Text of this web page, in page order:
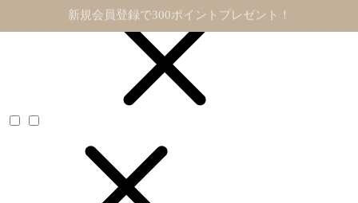
11,000円以上で送料無料